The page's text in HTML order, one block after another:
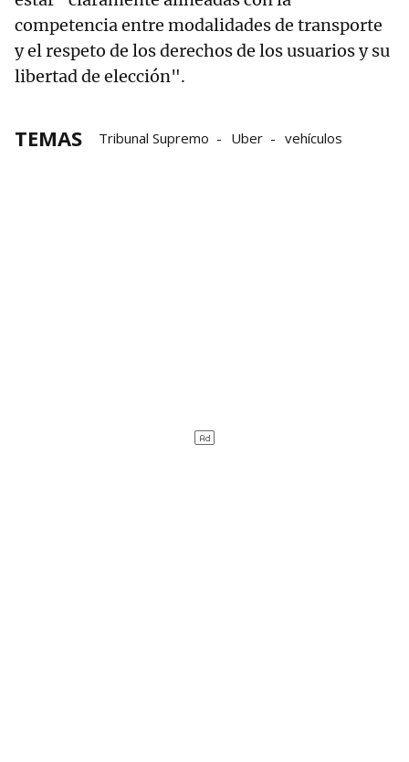
competencia entre modalidades de transporte
y el respeto de los derechos de los usuarios y su
libertad de elección".
TEMAS Tribunal Supremo Uber vehículos